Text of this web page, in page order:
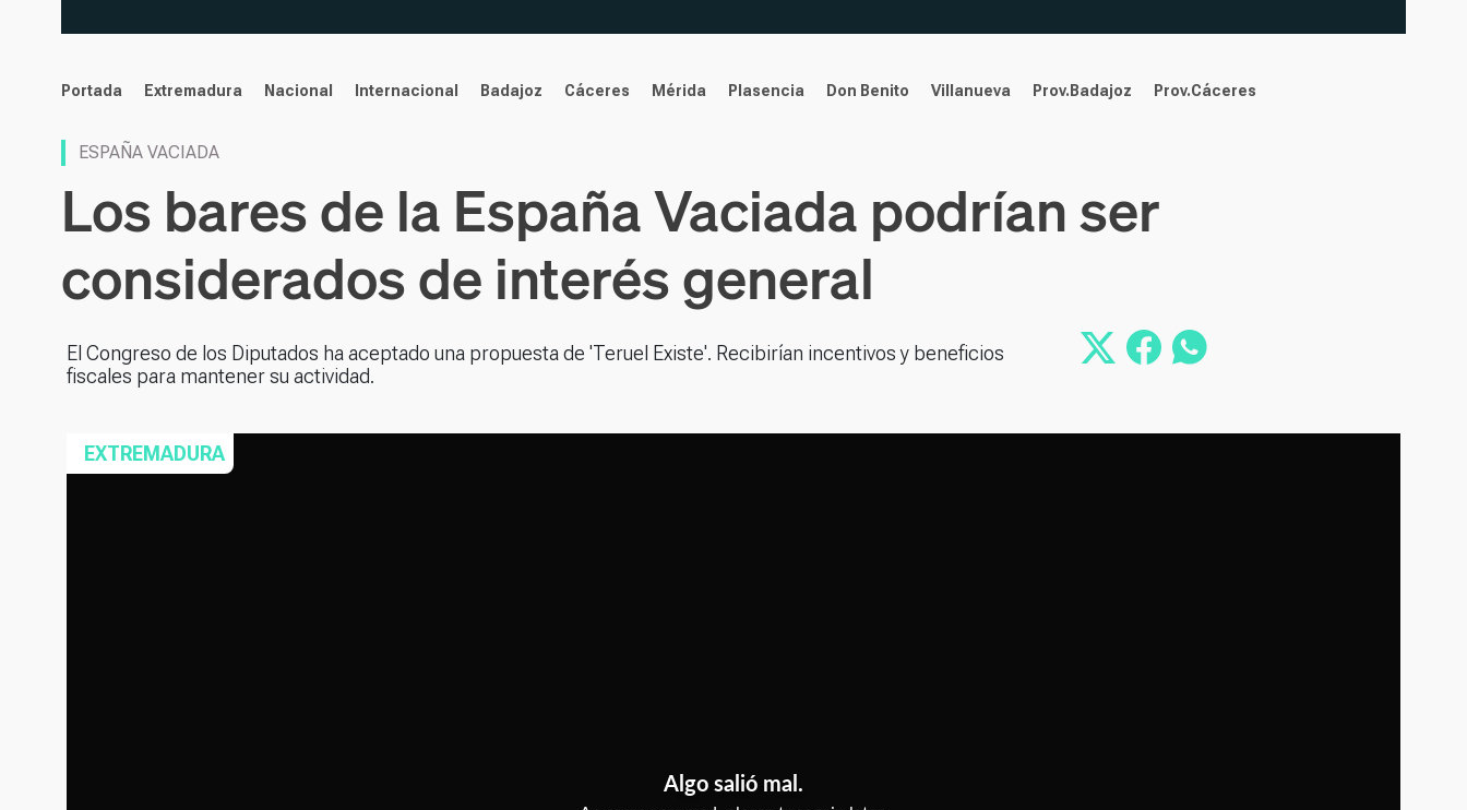
noticias
Portada Extremadura Nacional Internacional Badajoz Cáceres Mérida Plasencia Don Benito Villanueva Prov.Badajoz Prov.Cáceres
ESPAÑA VACIADA
Los bares de la España Vaciada podrían ser
considerados de interés general
El Congreso de los Diputados ha aceptado una propuesta de 'Teruel Existe'. Recibirían incentivos y beneficios
fiscales para mantener su actividad.
EXTREMADURA